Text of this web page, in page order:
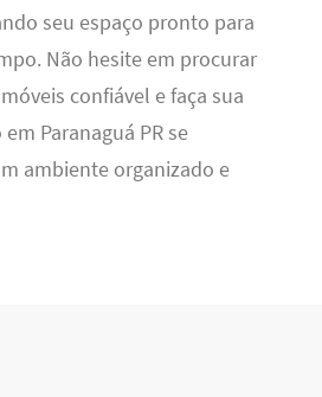
seu espaço pronto para
Não hesite em procurar
confiável e faça sua
Paranaguá PR se
ambiente organizado e